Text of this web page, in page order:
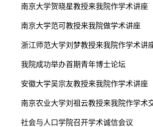
南京大学贺晓星教授来我院作学术讲座
南京大学范可教授来我院做学术讲座
浙江师范大学刘梦教授来我院作学术讲
我院成功举办首期青年博士论坛
安徽大学吴宗友教授来我院作学术讲座
南京农业大学刘祖云教授来我院作学术
社会与人口学院召开学术诚信会议